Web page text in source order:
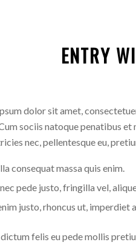
ENTRY
dolor sit amet,
sociis natoque penatibus
nec, pellentesque eu,
consequat massa quis enim.
pede justo, fringilla vel,
justo, rhoncus ut, imperdiet
felis eu pede mollis